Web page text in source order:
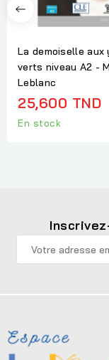
La demoiselle aux
verts niveau A2 -
Leblanc
25,600 TND
En stock